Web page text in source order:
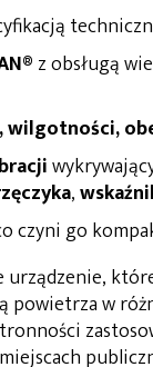
z obsługą
,
czyni go
urządzenie,
w